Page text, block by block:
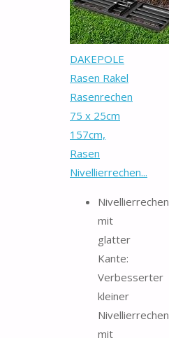
DAKEPOLE
Rasen Rakel
Rasenrechen
75 x 25cm
157cm,
Rasen
Nivellierrechen...
Nivellierrechen
mit
glatter
Kante:
Verbesserter
kleiner
Nivellierrechen
mit